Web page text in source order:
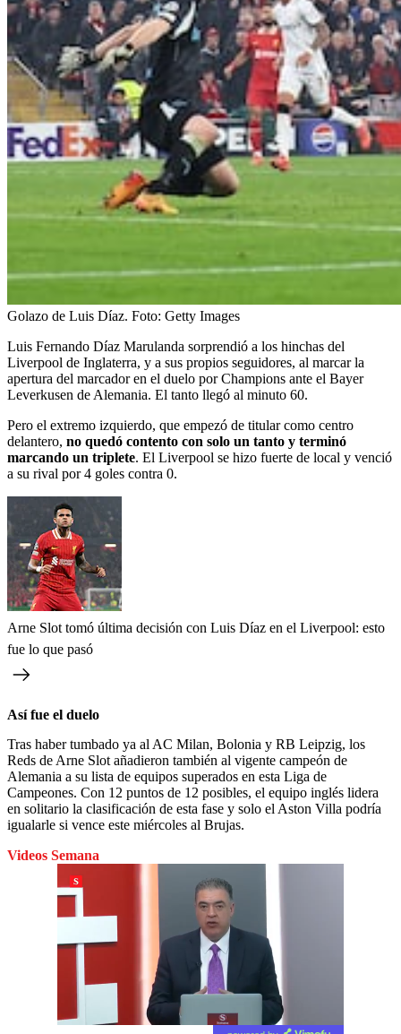
Golazo de Luis Díaz. Foto: Getty Images
Luis Fernando Díaz Marulanda sorprendió a los hinchas del
Liverpool de Inglaterra, y a sus propios seguidores, al marcar la
apertura del marcador en el duelo por Champions ante el Bayer
Leverkusen de Alemania. El tanto llegó al minuto 60.
Pero el extremo izquierdo, que empezó de titular como centro
delantero, no quedó contento con solo un tanto y terminó
marcando un triplete. El Liverpool se hizo fuerte de local y venció
a su rival por 4 goles contra 0.
Arne Slot tomó última decisión con Luis Díaz en el Liverpool: esto
fue lo que pasó
Así fue el duelo
Tras haber tumbado ya al AC Milan, Bolonia y RB Leipzig, los
Reds de Arne Slot añadieron también al vigente campeón de
Alemania a su lista de equipos superados en esta Liga de
Campeones. Con 12 puntos de 12 posibles, el equipo inglés lidera
en solitario la clasificación de esta fase y solo el Aston Villa podría
igualarle si vence este miércoles al Brujas.
Videos Semana